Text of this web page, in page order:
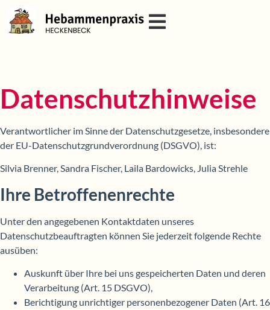
Datenschutzhinweise
Verantwortlicher im Sinne der Datenschutzgesetze, insbesondere
der EU-Datenschutzgrundverordnung (DSGVO), ist:
Silvia Brenner, Sandra Fischer, Laila Bardowicks, Julia Strehle
Ihre Betroffenenrechte
Unter den angegebenen Kontaktdaten unseres
Datenschutzbeauftragten können Sie jederzeit folgende Rechte
ausüben:
Auskunft über Ihre bei uns gespeicherten Daten und deren
Verarbeitung (Art. 15 DSGVO),
Berichtigung unrichtiger personenbezogener Daten (Art. 16